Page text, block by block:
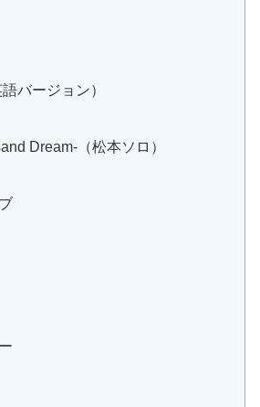
バージョン）
Dream-（松本ソロ）